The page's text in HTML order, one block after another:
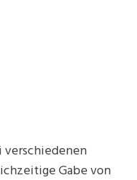
verschiedenen
Gabe von